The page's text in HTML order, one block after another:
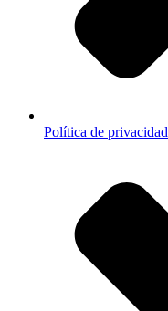
Política de privacidad